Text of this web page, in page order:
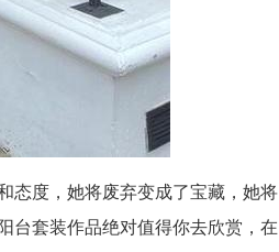
态度，她将废弃变成了宝藏，她将
台套装作品绝对值得你去欣赏，在